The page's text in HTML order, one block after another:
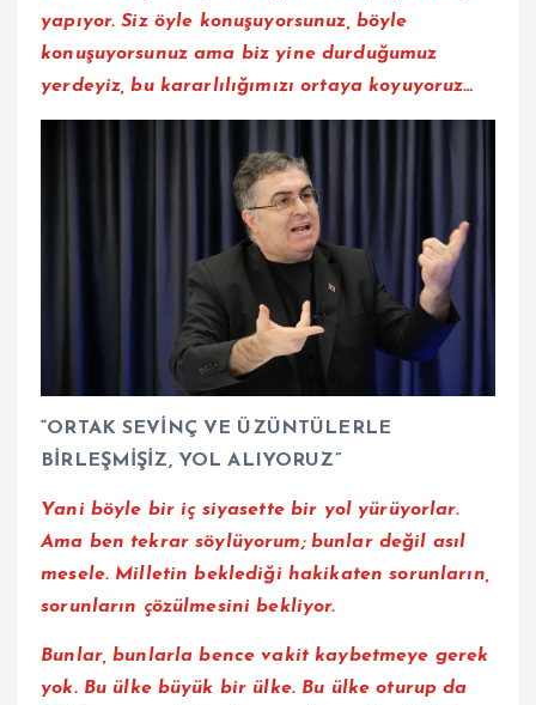
yapıyor. Siz öyle konuşuyorsunuz, böyle
konuşuyorsunuz ama biz yine durduğumuz
yerdeyiz, bu kararlılığımızı ortaya koyuyoruz…
“ORTAK SEVİNÇ VE ÜZÜNTÜLERLE
BİRLEŞMİŞİZ, YOL ALIYORUZ”
Yani böyle bir iç siyasette bir yol yürüyorlar.
Ama ben tekrar söylüyorum; bunlar değil asıl
mesele. Milletin beklediği hakikaten sorunların,
sorunların çözülmesini bekliyor.
Bunlar, bunlarla bence vakit kaybetmeye gerek
yok.Bu ülke büyük bir ülke. Bu ülke oturup da